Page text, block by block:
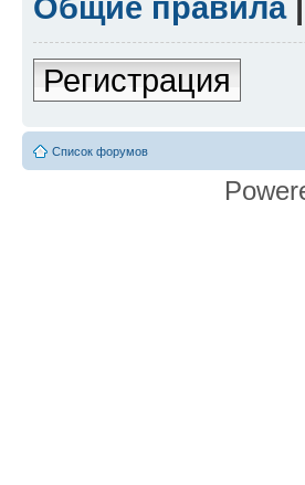
Регистрация
Список форумов